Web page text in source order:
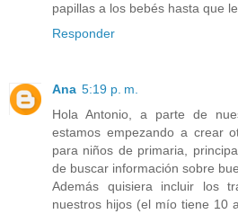
papillas a los bebés hasta que
Responder
Ana 5:19 p. m.
Hola Antonio, a parte de
estamos empezando a crear
para niños de primaria,
de buscar información sobre
Además quisiera incluir los
nuestros hijos (el mío tiene 10